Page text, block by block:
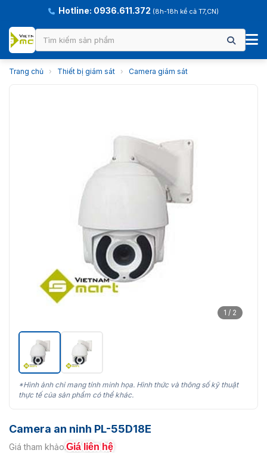
Hotline: 0936.611.372 (8h-18h kể cả T7,CN)
Trang chủ › Thiết bị giám sát › Camera giám sát
1 / 2
*Hình ảnh chỉ mang tính minh họa. Hình thức và thông số kỹ thuật
thực tế của sản phẩm có thể khác.
Camera an ninh PL-55D18E
Giá tham khảo:Giá liên hệ